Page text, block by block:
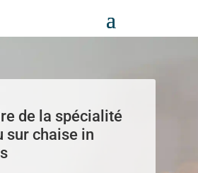
de la spécialité
sur chaise in